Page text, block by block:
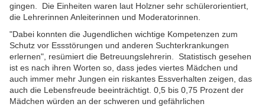
gingen. Die Einheiten waren laut Holzner sehr schülerorientiert,
die Lehrerinnen Anleiterinnen und Moderatorinnen.
"Dabei konnten die Jugendlichen wichtige Kompetenzen zum
Schutz vor Essstörungen und anderen Suchterkrankungen
erlernen", resümiert die Betreuungslehrerin. Statistisch gesehen
ist es nach ihren Worten so, dass jedes viertes Mädchen und
auch immer mehr Jungen ein riskantes Essverhalten zeigen, das
auch die Lebensfreude beeinträchtigt. 0,5 bis 0,75 Prozent der
Mädchen würden an der schweren und gefährlichen